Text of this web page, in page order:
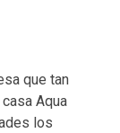
que tan
Aqua
los